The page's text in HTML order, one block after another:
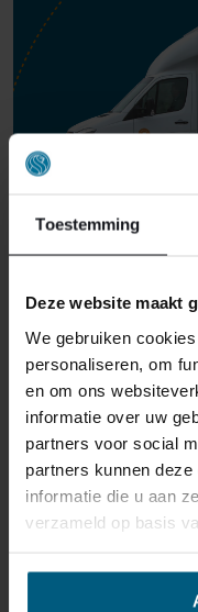
Toestemming
Deze website maakt
We gebruiken
personaliseren, om
en om ons
informatie over uw
partners voor social
partners kunnen
informatie die u aan
verzameld op basis
FILIALE
MONTIEREN
€ 1000,-